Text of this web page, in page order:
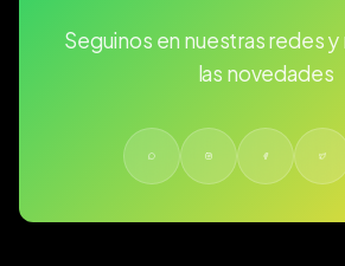
Seguinos en nuestras redes
las novedades